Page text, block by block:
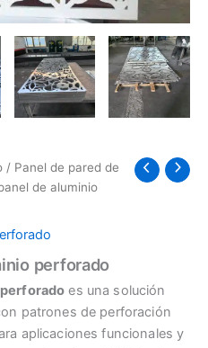
/ Panel de pared de
de aluminio
perforado
es una solución
patrones de perforación
aplicaciones funcionales y